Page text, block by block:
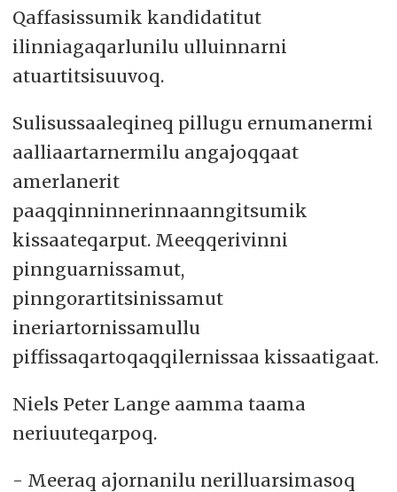
Qaffasissumik kandidatitut
ilinniagaqarlunilu ulluinnarni
atuartitsisuuvoq.
Sulisussaaleqineq pillugu ernumanermi
aalliaartarnermilu angajoqqaat
amerlanerit
paaqqinninnerinnaanngitsumik
kissaateqarput. Meeqqerivinni
pinnguarnissamut,
pinngorartitsinissamut
ineriartornissamullu
piffissaqartoqaqqilernissaa kissaatigaat.
Niels Peter Lange aamma taama
neriuuteqarpoq.
- Meeraq ajornanilu nerilluarsimasoq